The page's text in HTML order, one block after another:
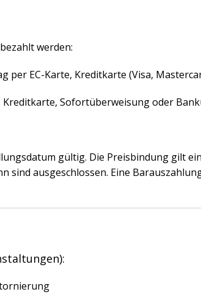
werden:
per EC-Karte, Kreditkarte (Visa,
Kreditkarte, Sofortüberweisung oder
gültig. Die Preisbindung gilt
sind ausgeschlossen. Eine